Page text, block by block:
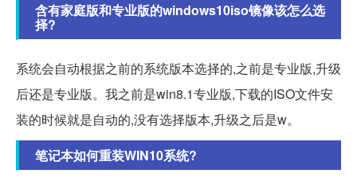
含有家庭版和专业版的windows10iso镜像该怎么选
择?
系统会自动根据之前的系统版本选择的,之前是专业版,升级
后还是专业版。我之前是win8.1专业版,下载的ISO文件安
装的时候就是自动的,没有选择版本,升级之后是w。
笔记本如何重装WIN10系统?